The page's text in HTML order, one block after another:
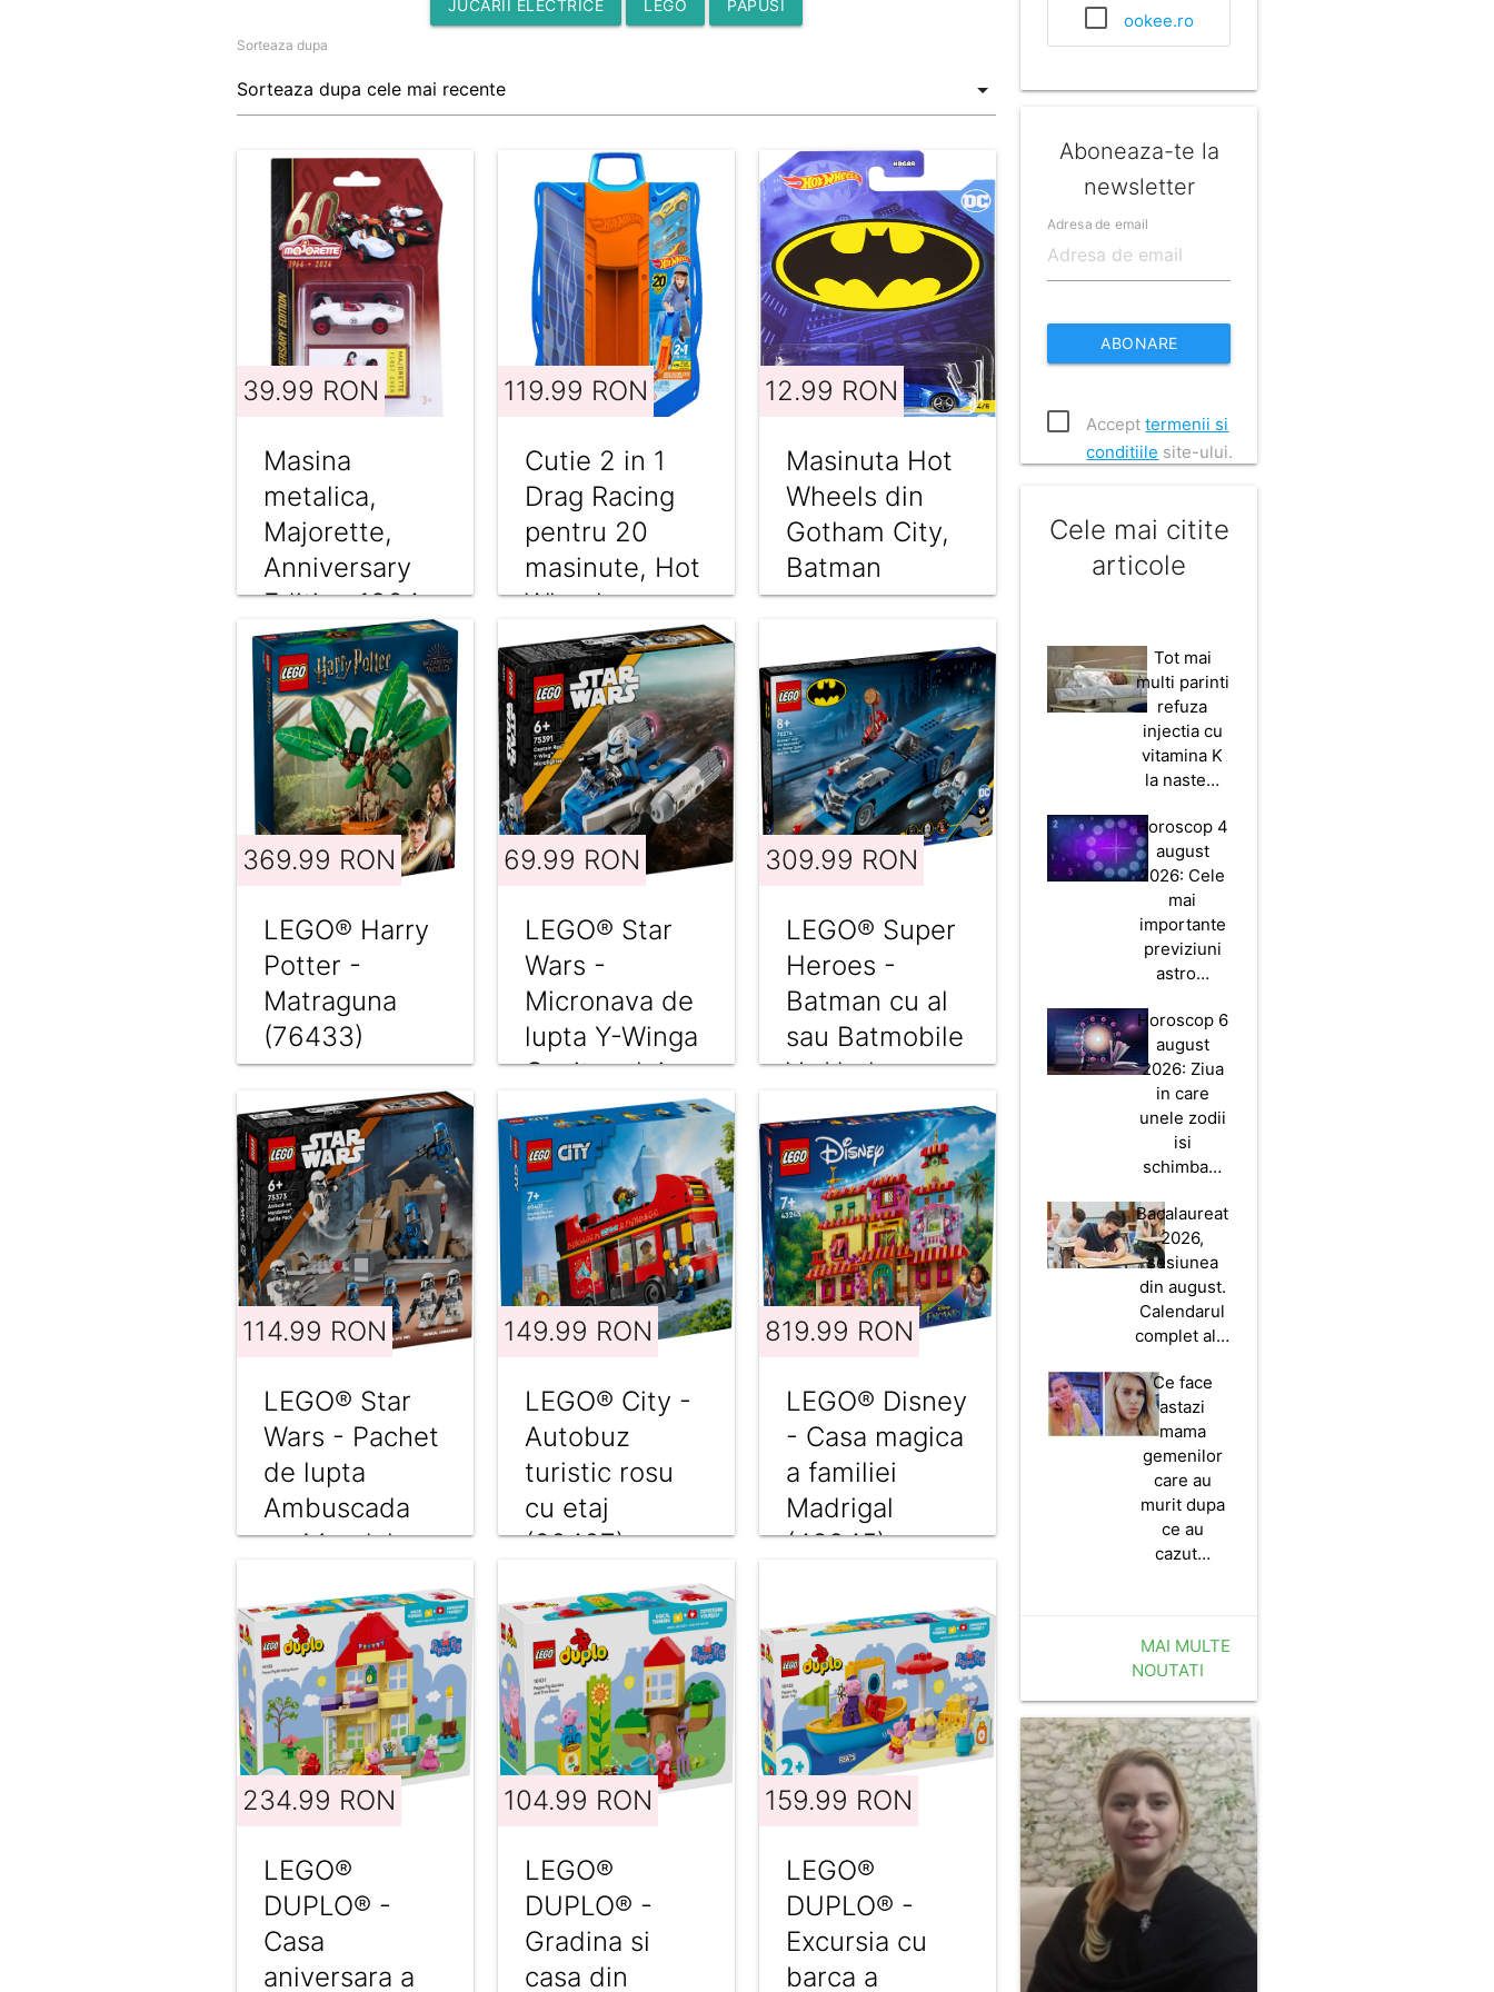
JUCARII ELECTRICE LEGO PAPUSI
Sorteaza dupa
39.99 RON
Masina
metalica,
Majorette,
Anniversary
Edition 1964-
2024, Alb
119.99 RON
Cutie 2 in 1
Drag Racing
pentru 20
masinute, Hot
Wheels
12.99 RON
Masinuta Hot
Wheels din
Gotham City,
Batman
369.99 RON
LEGO® Harry
Potter -
Matraguna
(76433)
69.99 RON
LEGO® Star
Wars -
Micronava de
lupta Y-Winga
Capitanului
Rex (75391)
309.99 RON
LEGO® Super
Heroes -
Batman cu al
sau Batmobile
Vs Harley
Quinnsi Mr.
Freeze
(76274)
114.99 RON
LEGO® Star
Wars - Pachet
de lupta
Ambuscada
pe Mandalore
149.99 RON
LEGO® City -
Autobuz
turistic rosu
cu etaj
(60407)
819.99 RON
LEGO® Disney
- Casa magica
a familiei
Madrigal
(43245)
234.99 RON
LEGO®
DUPLO® -
Casa
aniversara a
104.99 RON
LEGO®
DUPLO® -
Gradina si
casa din
159.99 RON
LEGO®
DUPLO® -
Excursia cu
barca a
ookee.ro
Aboneaza-te la
newsletter
Adresa de email
ABONARE
Accepttermenii si
conditiile site-ului.
Cele mai citite
articole
Tot mai
multi parinti
refuza
injectia cu
vitamina K
la naste…
Horoscop 4
august
2026: Cele
mai
importante
previziuni
astro…
Horoscop 6
august
2026: Ziua
in care
unele zodii
isi
schimba…
Bacalaureat
2026,
sesiunea
din august.
Calendarul
complet al…
Ce face
astazi
mama
gemenilor
care au
murit dupa
ce au
cazut…
MAI MULTE
NOUTATI